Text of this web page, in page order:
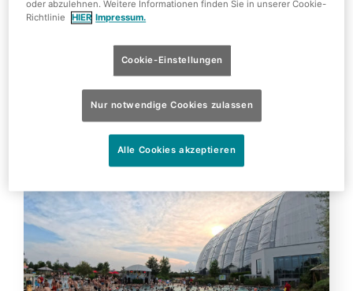
oder abzulehnen. Weitere Informationen finden Sie in unserer Cookie-
Richtlinie
HIER Impressum.
Cookie-Einstellungen
Nur notwendige Cookies zulassen
Alle Cookies akzeptieren